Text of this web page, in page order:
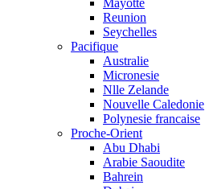
Mayotte
Reunion
Seychelles
Pacifique
Australie
Micronesie
Nlle Zelande
Nouvelle Caledonie
Polynesie francaise
Proche-Orient
Abu Dhabi
Arabie Saoudite
Bahrein